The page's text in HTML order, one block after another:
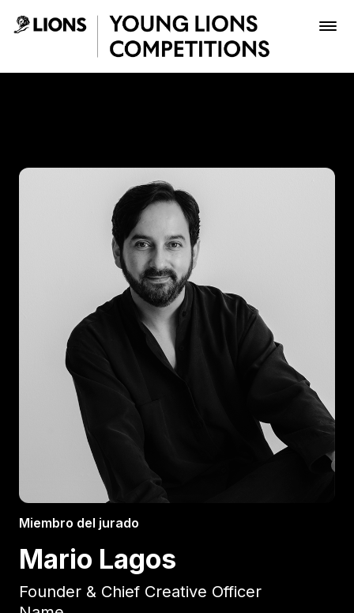
Saltar al contenido principal
Inscribir
Boletería
Miembro del jurado
Mario Lagos
Founder & Chief Creative Officer